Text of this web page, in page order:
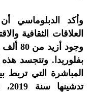
وأكد الدبلوماسي أن
العلاقات الثقافية
وجود
بفلوريدا. وتتجسد
المباشرة التي تربط